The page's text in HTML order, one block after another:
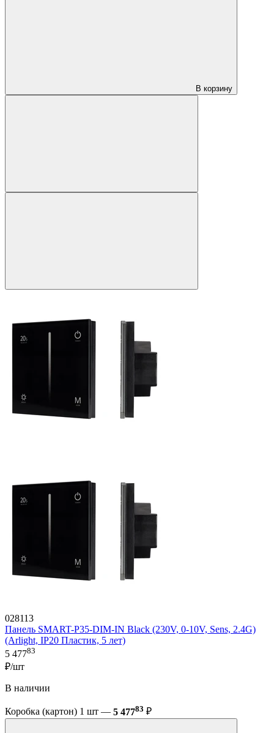
В корзину
028113
Панель SMART-P35-DIM-IN Black (230V, 0-10V, Sens, 2.4G)
(Arlight, IP20 Пластик, 5 лет)
5 47783
₽/шт
В наличии
Коробка (картон) 1 шт — 5 47783 ₽